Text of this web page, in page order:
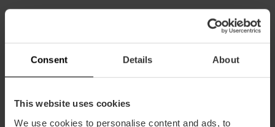
Consent Details About
This website uses cookies
We use cookies to personalise content and ads, to